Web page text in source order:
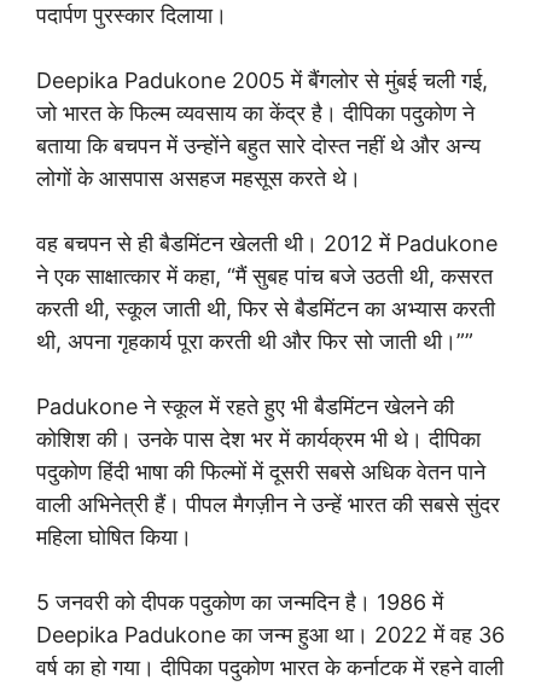
पदार्पण पुरस्कार दिलाया।
Deepika Padukone 2005 में बैंगलोर से मुंबई चली गई,
जो भारत के फिल्म व्यवसाय का केंद्र है। दीपिका पदुकोण ने
बताया कि बचपन में उन्होंने बहुत सारे दोस्त नहीं थे और अन्य
लोगों के आसपास असहज महसूस करते थे।
वह बचपन से ही बैडमिंटन खेलती थी। 2012 में Padukone
ने एक साक्षात्कार में कहा, “मैं सुबह पांच बजे उठती थी, कसरत
करती थी, स्कूल जाती थी, फिर से बैडमिंटन का अभ्यास करती
थी, अपना गृहकार्य पूरा करती थी और फिर सो जाती थी।””
Padukone ने स्कूल में रहते हुए भी बैडमिंटन खेलने की
कोशिश की। उनके पास देश भर में कार्यक्रम भी थे। दीपिका
पदुकोण हिंदी भाषा की फिल्मों में दूसरी सबसे अधिक वेतन पाने
वाली अभिनेत्री हैं। पीपल मैगज़ीन ने उन्हें भारत की सबसे सुंदर
महिला घोषित किया।
5 जनवरी को दीपक पदुकोण का जन्मदिन है। 1986 में
Deepika Padukone का जन्म हुआ था। 2022 में वह 36
वर्ष का हो गया। दीपिका पदुकोण भारत के कर्नाटक में रहने वाली